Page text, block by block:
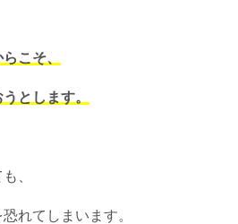
こそ、
とします。
、
れてしまいます。